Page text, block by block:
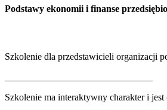
Podstawy ekonomii i finanse
Szkolenie dla przedstawicieli organizacji
Szkolenie ma interaktywny charakter i